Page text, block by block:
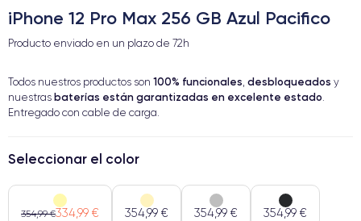
iPhone 12 Pro Max 256 GB Azul Pacifico
Producto enviado en un plazo de 72h
Todos nuestros productos son 100% funcionales, desbloqueados y
nuestras baterías están garantizadas en excelente estado.
Entregado con cable de carga.
Seleccionar el color
354,99 €334,99 € 354,99 € 354,99 € 354,99 €